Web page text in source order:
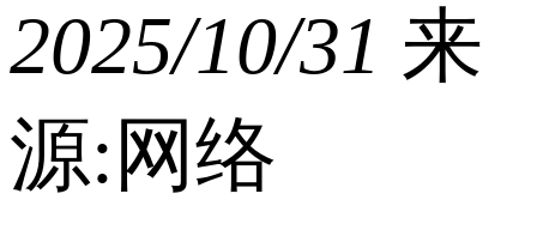
2025/10/31 来
源:网络